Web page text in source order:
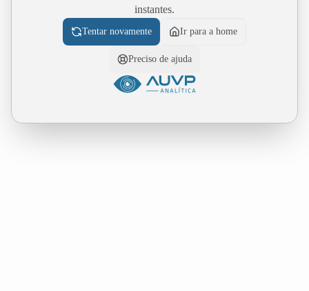
instantes.
Tentar novamente Ir para a home
Preciso de ajuda